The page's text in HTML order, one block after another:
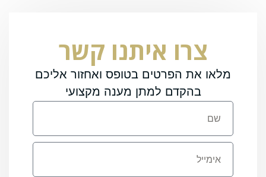
צרו איתנו קשר
מלאו את הפרטים בטופס ואחזור אליכם
בהקדם למתן מענה מקצועי